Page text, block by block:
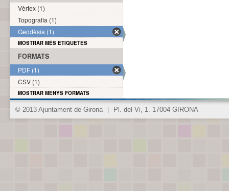
Vèrtex (1)
Topografia (1)
Geodèsia (1)
MOSTRAR MÉS ETIQUETES
FORMATS
PDF (1)
CSV (1)
MOSTRAR MENYS FORMATS
© 2013 Ajuntament de Girona Pl. del Vi, 1. 17004 GIRONA